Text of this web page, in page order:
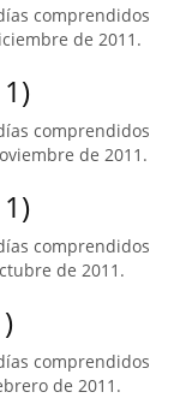
comprendidos
de 2011.
comprendidos
de 2011.
comprendidos
de 2011.
comprendidos
de 2011.